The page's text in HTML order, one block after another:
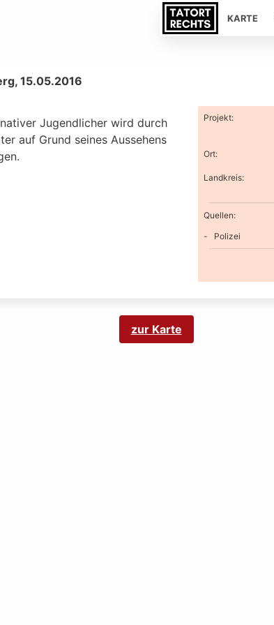
KARTE
15.05.2016
Jugendlicher wird durch
auf Grund seines Aussehens
Projekt:
Ort:
Landkreis:
Quellen:
Polizei
zur Karte